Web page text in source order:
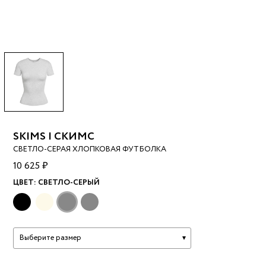
SKIMS | СКИМС
СВЕТЛО-СЕРАЯ ХЛОПКОВАЯ ФУТБОЛКА
10 625 ₽
ЦВЕТ: СВЕТЛО-СЕРЫЙ
Выберите размер